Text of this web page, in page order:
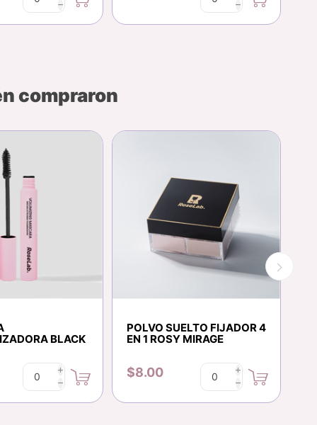
h h
compraron
BLACK
i
h
POLVO SUELTO FIJADOR 4
EN 1 ROSY MIRAGE
$8.00 i
h